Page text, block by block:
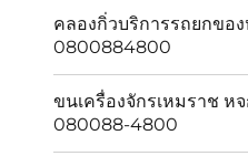
คลองกิ่วบริการรถยกขอ
0800884800
ขนเครื่องจักรเหมราช
080088-4800